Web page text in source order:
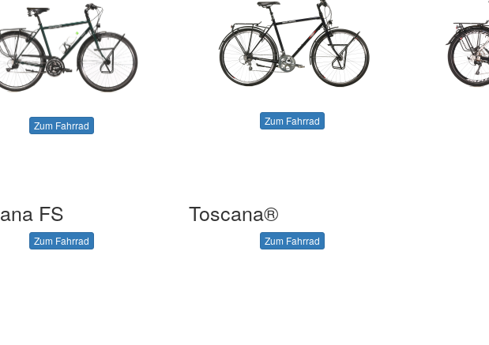
Zum Fahrrad Zum Fahrrad
FS
Zum Fahrrad
Toscana®
Zum Fahrrad